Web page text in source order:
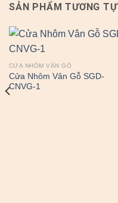
SẢN PHẨM TƯƠNG TỰ
CỬA NHÔM VÂN GỖ
Cửa Nhôm Vân Gỗ SGD-
CNVG-1